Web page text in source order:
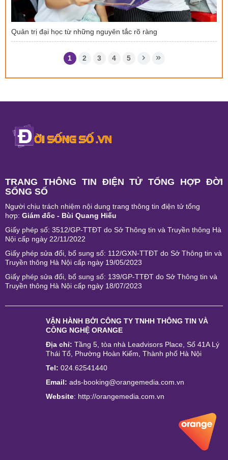
Quản trị đại học từ những nguyên tắc rõ ràng
1 2 3 4 5
TRANG THÔNG TIN ĐIỆN TỬ TỔNG HỢP ĐỜI
SỐNG SỐ
Người chịu trách nhiệm nội dung trang thông tin điện tử tổng
hợp: Giám đốc - Bùi Quang Hiếu
Giấy phép số: 3512/GP-TTĐT do Sở Thông tin và Truyền thông Hà
Nội cấp ngày 22/11/2022
Giấy phép sửa đổi, bổ sung số: 112/GXN-TTĐT do Sở Thông tin và
Truyền thông Hà Nội cấp ngày 19/05/2023
Giấy phép sửa đổi, bổ sung số: 139/GP-TTĐT do Sở Thông tin và
Truyền thông Hà Nội cấp ngày 18/07/2023
VẬN HÀNH BỞI CÔNG TY TNHH THÔNG TIN VÀ
CÔNG NGHỆ ORANGE
Địa chỉ: Tầng 5, tòa nhà Leadvisors Place, Số 41A Lý
Thái Tổ, Phường Hoàn Kiếm, Thành phố Hà Nội
Tel: 024.62541440
Email: ads-booking@orangemedia.com.vn
Website: http://orangemedia.com.vn